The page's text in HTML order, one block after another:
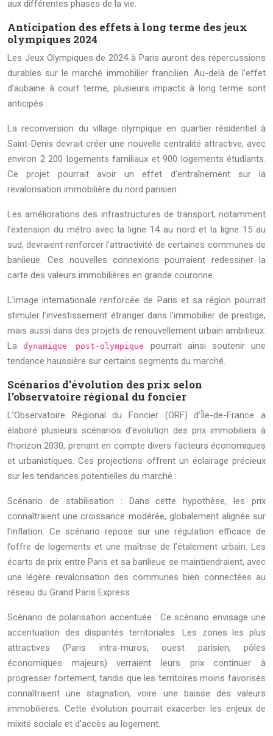
aux différentes phases de la vie.
Anticipation des effets à long terme des jeux
olympiques 2024
Les Jeux Olympiques de 2024 à Paris auront des répercussions
durables sur le marché immobilier francilien. Au-delà de l’effet
d’aubaine à court terme, plusieurs impacts à long terme sont
anticipés :
La reconversion du village olympique en quartier résidentiel à
Saint-Denis devrait créer une nouvelle centralité attractive, avec
environ 2 200 logements familiaux et 900 logements étudiants.
Ce projet pourrait avoir un effet d’entraînement sur la
revalorisation immobilière du nord parisien.
Les améliorations des infrastructures de transport, notamment
l’extension du métro avec la ligne 14 au nord et la ligne 15 au
sud, devraient renforcer l’attractivité de certaines communes de
banlieue. Ces nouvelles connexions pourraient redessiner la
carte des valeurs immobilières en grande couronne.
L’image internationale renforcée de Paris et sa région pourrait
stimuler l’investissement étranger dans l’immobilier de prestige,
mais aussi dans des projets de renouvellement urbain ambitieux.
Ladynamique post-olympique
pourrait ainsi soutenir une
tendance haussière sur certains segments du marché.
Scénarios d’évolution des prix selon
l’observatoire régional du foncier
L’Observatoire Régional du Foncier (ORF) d’Île-de-France a
élaboré plusieurs scénarios d’évolution des prix immobiliers à
l’horizon 2030, prenant en compte divers facteurs économiques
et urbanistiques. Ces projections offrent un éclairage précieux
sur les tendances potentielles du marché :
Scénario de stabilisation : Dans cette hypothèse, les prix
connaîtraient une croissance modérée, globalement alignée sur
l’inflation. Ce scénario repose sur une régulation efficace de
l’offre de logements et une maîtrise de l’étalement urbain. Les
écarts de prix entre Paris et sa banlieue se maintiendraient, avec
une légère revalorisation des communes bien connectées au
réseau du Grand Paris Express.
Scénario de polarisation accentuée : Ce scénario envisage une
accentuation des disparités territoriales. Les zones les plus
attractives (Paris intra-muros, ouest parisien, pôles
économiques majeurs) verraient leurs prix continuer à
progresser fortement, tandis que les territoires moins favorisés
connaîtraient une stagnation, voire une baisse des valeurs
immobilières. Cette évolution pourrait exacerber les enjeux de
mixité sociale et d’accès au logement.